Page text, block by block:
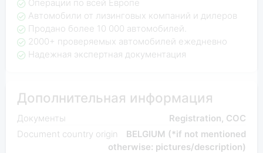
Операции по всей Европе
Автомобили от лизинговых компаний и дилеров
Продано более 10 000 автомобилей.
2000+ проверяемых автомобилей ежедневно
Надежная экспертная документация
Дополнительная информация
Документы
Registration, COC
Document country origin
BELGIUM (*if not mentioned
otherwise: pictures/description)